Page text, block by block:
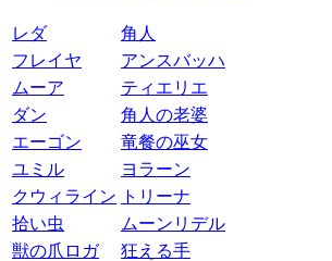
レダ
角人
フレイヤ
アンスバッハ
ムーア
ティエリエ
ダン
角人の老婆
エーゴン
竜餐の巫女
ユミル
ヨラーン
クウィライン
トリーナ
拾い虫
ムーンリデル
獣の爪ロガ
狂える手